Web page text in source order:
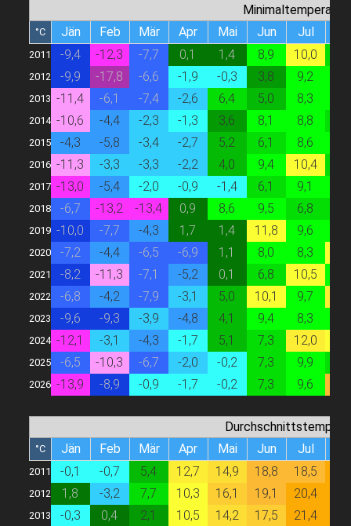
Minimaltemperatur
°C Jän Feb Mär Apr Mai Jun Jul
2011 -9,4 -12,3 -7,7 0,1 1,4 8,9 10,0
2012 -9,9 -17,8 -6,6 -1,9 -0,3 3,8 9,2
2013 -11,4 -6,1 -7,4 -2,6 6,4 5,0 8,3
2014 -10,6 -4,4 -2,3 -1,3 3,6 8,1 8,8
2015 -4,3 -5,8 -3,4 -2,7 5,2 6,1 8,6
2016 -11,3 -3,3 -3,3 -2,2 4,0 9,4 10,4
2017 -13,0 -5,4 -2,0 -0,9 -1,4 6,1 9,1
2018 -6,7 -13,2 -13,4 0,9 8,6 9,5 6,8
2019 -10,0 -7,7 -4,3 1,7 1,4 11,8 9,6
2020 -7,2 -4,4 -6,5 -6,9 1,1 8,0 8,3
2021 -8,2 -11,3 -7,1 -5,2 0,1 6,8 10,5
2022 -6,8 -4,2 -7,9 -3,1 5,0 10,1 9,7
2023 -9,6 -9,3 -3,9 -4,8 4,1 9,4 8,3
2024 -12,1 -3,1 -4,3 -1,7 5,1 7,3 12,0
2025 -6,5 -10,3 -6,7 -2,0 -0,2 7,3 9,9
2026 -13,9 -8,9 -0,9 -1,7 -0,2 7,3 9,6
°C Jän Feb Mär Apr Mai Jun Jul
2011 -0,1 -0,7 5,4 12,7 14,9 18,8 18,5
2012 1,8 -3,2 7,7 10,3 16,1 19,1 20,4
2013 -0,3 0,4 2,1 10,5 14,2 17,5 21,4